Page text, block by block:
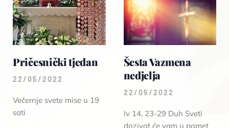
Pričesnički tjedan
22/05/2022
Večernje svete mise u 19
sati
Šesta Vazmena
nedjelja
22/05/2022
Iv 14, 23-29 Duh Sveti
dozivat će vam u pamet